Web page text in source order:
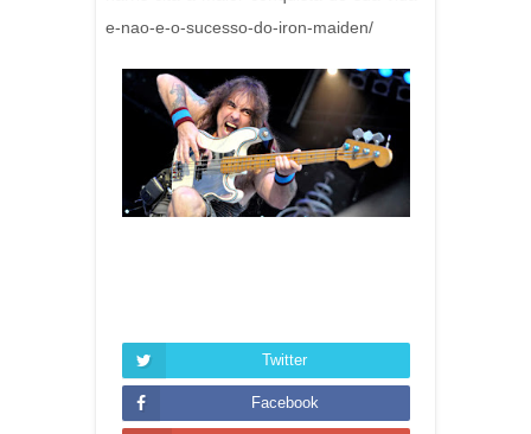
e-nao-e-o-sucesso-do-iron-maiden/
Twitter
Facebook